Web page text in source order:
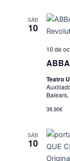
SÁB
10
10 de
Teatro
39,90€
SÁB
10